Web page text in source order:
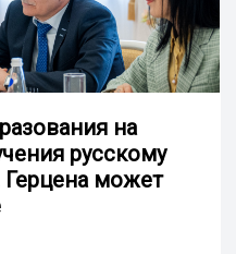
на
русскому
может